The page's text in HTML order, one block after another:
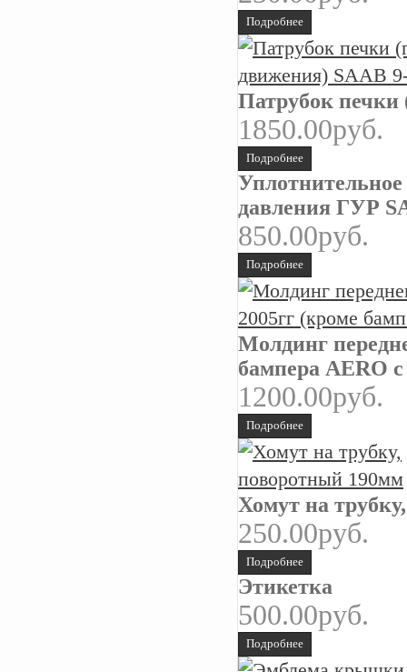
Подробнее
Патрубок печки
1850.00руб.
Подробнее
давления ГУР
850.00руб.
Подробнее
Молдинг
бампера AERO
1200.00руб.
Подробнее
Хомут на
250.00руб.
Подробнее
Этикетка
500.00руб.
Подробнее